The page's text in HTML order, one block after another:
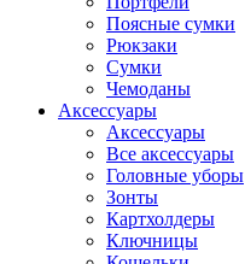
Поясные сумки
Рюкзаки
Сумки
Чемоданы
Аксессуары
Аксессуары
Все аксессуары
Головные уборы
Зонты
Картхолдеры
Ключницы